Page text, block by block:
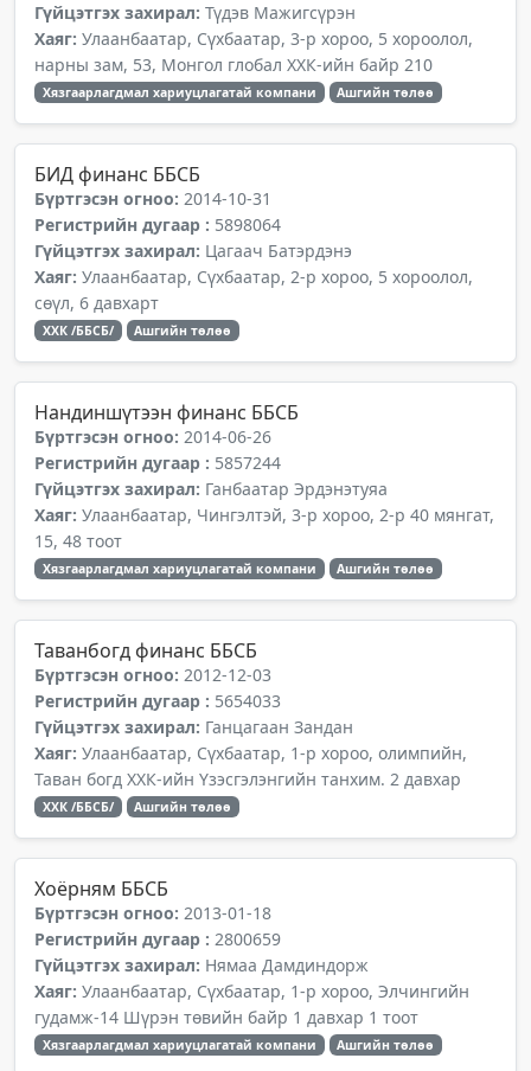
Гүйцэтгэх захирал: Түдэв Мажигсүрэн
Хаяг: Улаанбаатар, Сүхбаатар, 3-р хороо, 5 хороолол,
нарны зам, 53, Монгол глобал ХХК-ийн байр 210
Хязгаарлагдмал хариуцлагатай компани Ашгийн төлөө
БИД финанс ББСБ
Бүртгэсэн огноо: 2014-10-31
Регистрийн дугаар : 5898064
Гүйцэтгэх захирал: Цагаач Батэрдэнэ
Хаяг: Улаанбаатар, Сүхбаатар, 2-р хороо, 5 хороолол,
сөүл, 6 давхарт
ХХК /ББСБ/ Ашгийн төлөө
Нандиншүтээн финанс ББСБ
Бүртгэсэн огноо: 2014-06-26
Регистрийн дугаар : 5857244
Гүйцэтгэх захирал: Ганбаатар Эрдэнэтуяа
Хаяг: Улаанбаатар, Чингэлтэй, 3-р хороо, 2-р 40 мянгат,
15, 48 тоот
Хязгаарлагдмал хариуцлагатай компани Ашгийн төлөө
Таванбогд финанс ББСБ
Бүртгэсэн огноо: 2012-12-03
Регистрийн дугаар : 5654033
Гүйцэтгэх захирал: Ганцагаан Зандан
Хаяг: Улаанбаатар, Сүхбаатар, 1-р хороо, олимпийн,
Таван богд ХХК-ийн Үзэсгэлэнгийн танхим. 2 давхар
ХХК /ББСБ/ Ашгийн төлөө
Хоёрням ББСБ
Бүртгэсэн огноо: 2013-01-18
Регистрийн дугаар : 2800659
Гүйцэтгэх захирал: Нямаа Дамдиндорж
Хаяг: Улаанбаатар, Сүхбаатар, 1-р хороо, Элчингийн
гудамж-14 Шүрэн төвийн байр 1 давхар 1 тоот
Хязгаарлагдмал хариуцлагатай компани Ашгийн төлөө